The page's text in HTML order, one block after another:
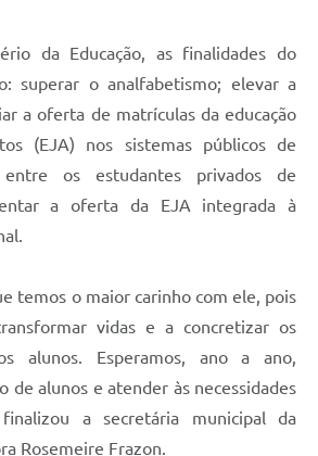
da Educação, as finalidades do
superar o analfabetismo; elevar a
a oferta de matrículas da educação
(EJA) nos sistemas públicos de
entre os estudantes privados de
a oferta da EJA integrada à
temos o maior carinho com ele, pois
vidas e a concretizar os
alunos. Esperamos, ano a ano,
de alunos e atender às necessidades
a secretária municipal da
Rosemeire Frazon.